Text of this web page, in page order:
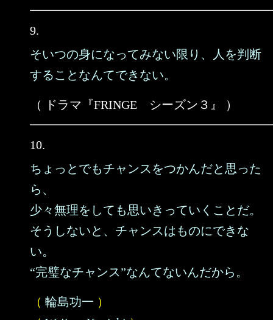
9.
そいつの身になってみない限り、人を判断
することなんてできない。
（ ドラマ『FRINGE シーズン３』 ）
10.
ちょっとでもチャンスをつかんだと思った
ら、
少々無理をしても思いきっていくことだ。
そうしないと、チャンスはものにできな
い。
“完璧なチャンス”なんてないんだから。
（ 輪島功一 ）